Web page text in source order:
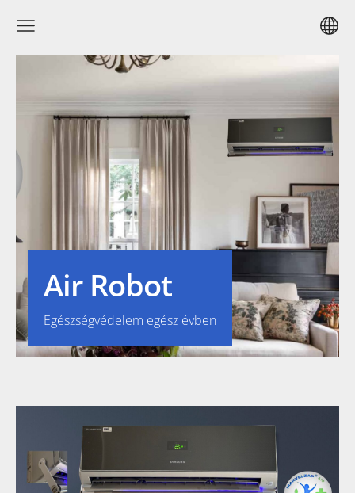
Air Robot
Egészségvédelem egész évben